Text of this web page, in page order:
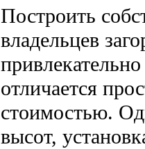
Построить
владельцев
отличается
стоимостью.
высот,